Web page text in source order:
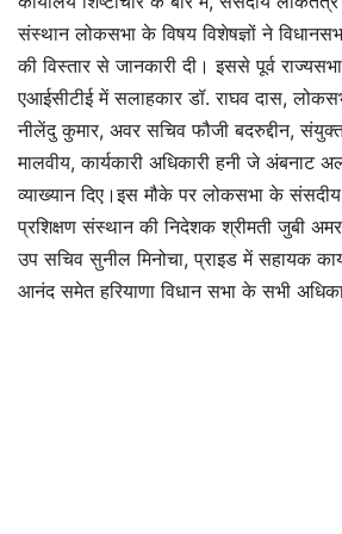
संस्थान लोकसभा के विषय विशेषज्ञों ने
की विस्तार से जानकारी दी। इससे पूर्व
एआईसीटीई में सलाहकार डॉ. राघव दास,
नीलेंदु कुमार, अवर सचिव फौजी बदरुद्दीन,
मालवीय, कार्यकारी अधिकारी हनी जे अंबनाट
व्याख्यान दिए।इस मौके पर लोकसभा के
प्रशिक्षण संस्थान की निदेशक श्रीमती जुबी
उप सचिव सुनील मिनोचा, प्राइड में सहायक
आनंद समेत हरियाणा विधान सभा के सभी